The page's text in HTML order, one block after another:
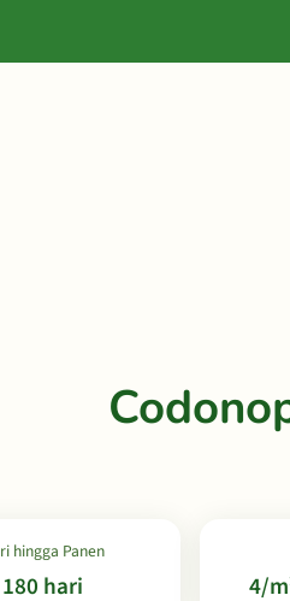
hingga Panen
180 hari 4/